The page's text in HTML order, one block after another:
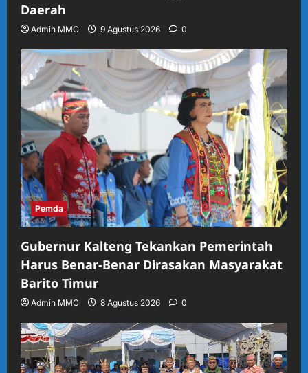
Daerah
Admin MMC 9 Agustus 2026 0
Pemda
Gubernur Kalteng Tekankan Pemerintah
Harus Benar-Benar Dirasakan Masyarakat
Barito Timur
Admin MMC 8 Agustus 2026 0